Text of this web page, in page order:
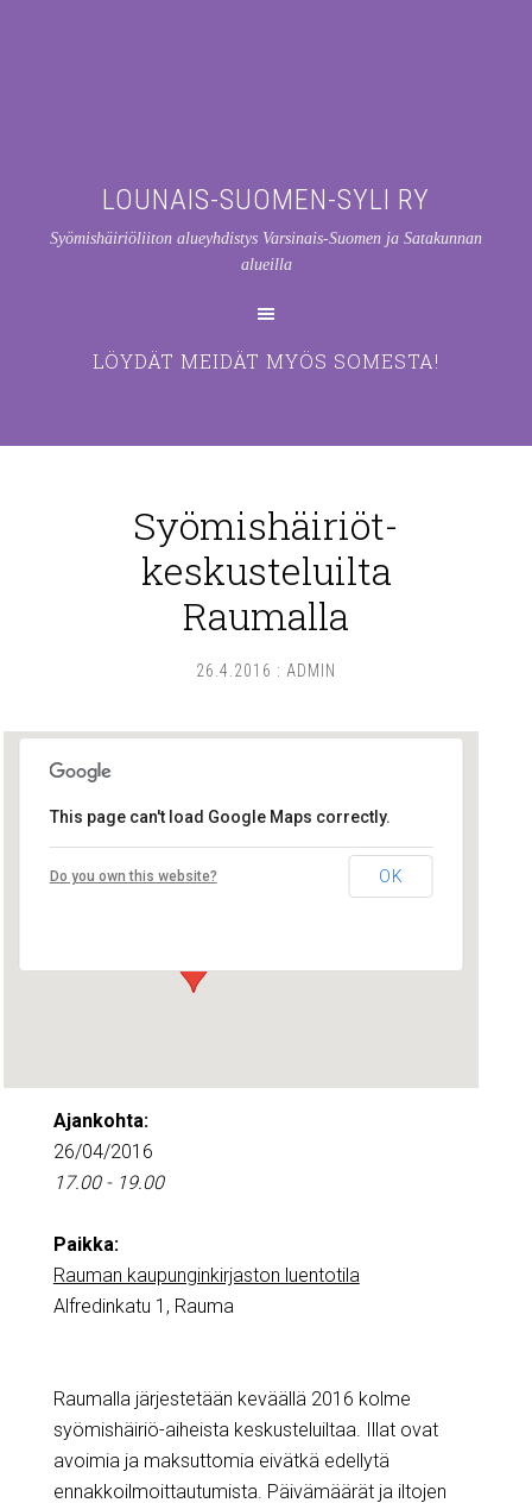
LOUNAIS-SUOMEN-SYLI RY
Syömishäiriöliiton alueyhdistys Varsinais-Suomen ja Satakunnan
alueilla
LÖYDÄT MEIDÄT MYÖS SOMESTA!
Syömishäiriöt-
keskusteluilta
Raumalla
26.4.2016 : ADMIN
Rauman kaupunginkirjaston luentotila
Alfredinkatu 1 - Rauma
This page can't load Google Maps correctly.
Do you own this website? OK
Ajankohta:
26/04/2016
17.00 - 19.00
Paikka:
Rauman kaupunginkirjaston luentotila
Alfredinkatu 1, Rauma
Raumalla järjestetään keväällä 2016 kolme
syömishäiriö-aiheista keskusteluiltaa. Illat ovat
avoimia ja maksuttomia eivätkä edellytä
ennakkoilmoittautumista. Päivämäärät ja iltojen